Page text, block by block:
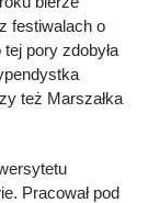
festiwalach o
pory zdobyła
też Marszałka
Pracował pod